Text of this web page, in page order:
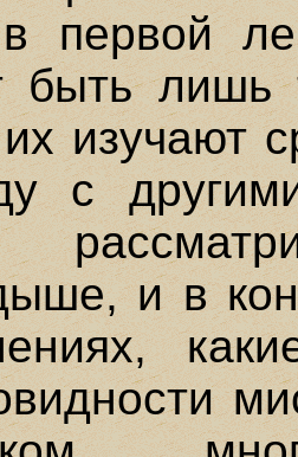
первой
быть лишь
изучают
с
и в